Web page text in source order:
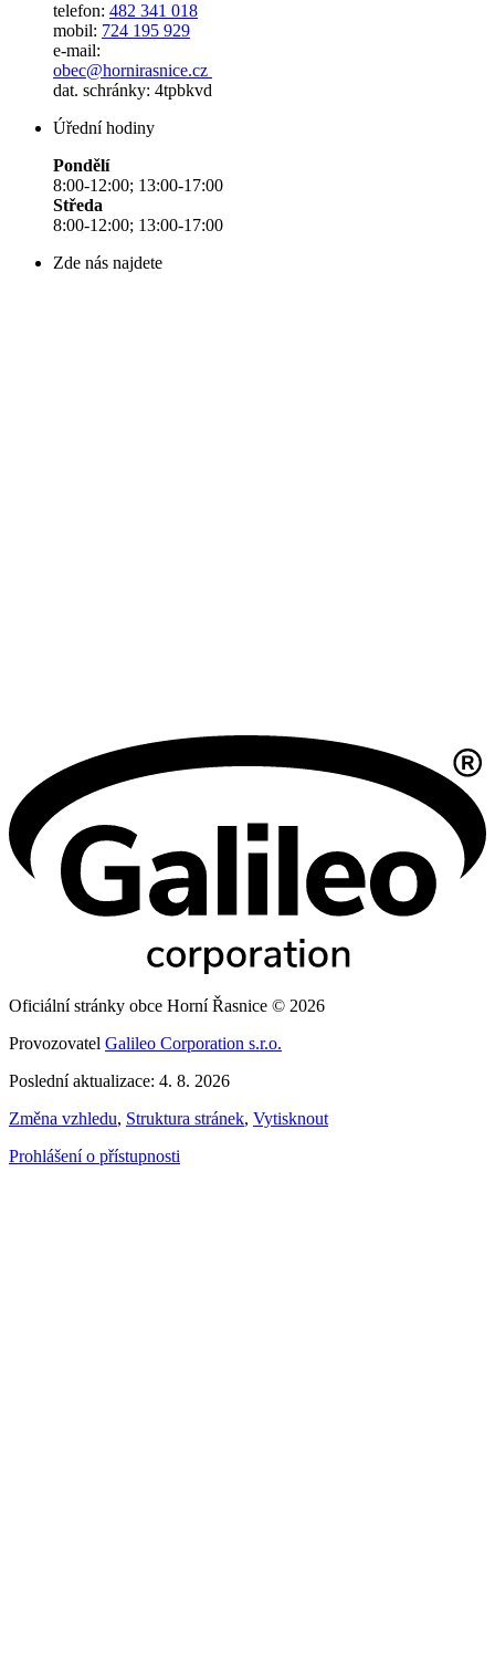
telefon: 482 341 018
mobil: 724 195 929
e-mail:
obec@hornirasnice.cz
dat. schránky: 4tpbkvd
Úřední hodiny
Pondělí
8:00-12:00; 13:00-17:00
Středa
8:00-12:00; 13:00-17:00
Zde nás najdete
Oficiální stránky obce Horní Řasnice © 2026
Provozovatel Galileo Corporation s.r.o.
Poslední aktualizace: 4. 8. 2026
Změna vzhledu, Struktura stránek, Vytisknout
Prohlášení o přístupnosti